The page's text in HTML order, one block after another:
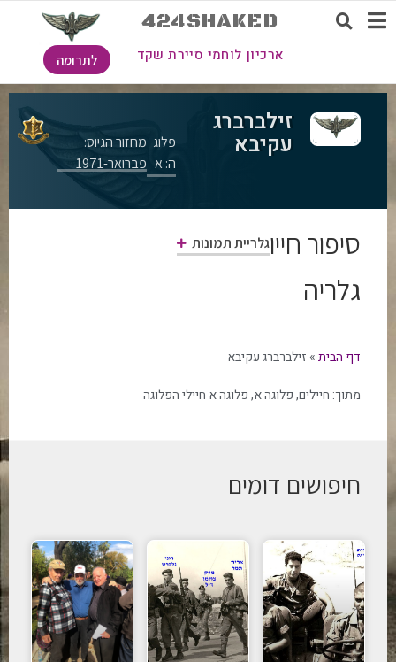
424SHAKED
ארכיון לוחמי סיירת שקד לתרומה
זילברברג
עקיבא
פלוג
ה: א
מחזור הגיוס:
פברואר-1971
סיפור חייוגלריית תמונות
גלריה
דף הבית» זילברברג עקיבא
מתוך: חיילים,פלוגה א,פלוגה א חיילי הפלוגה
חיפושים דומים